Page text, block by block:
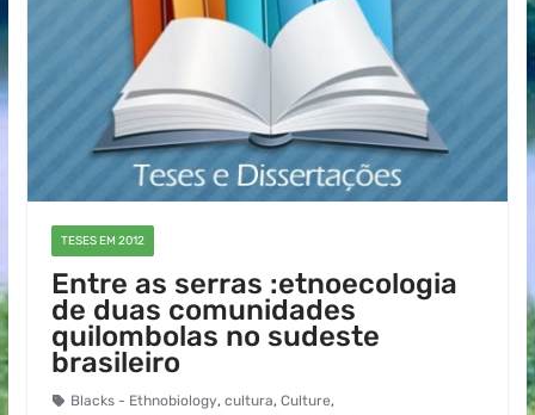
TESES EM 2012
Entre as serras :etnoecologia
de duas comunidades
quilombolas no sudeste
brasileiro
Blacks - Ethnobiology, cultura, Culture,